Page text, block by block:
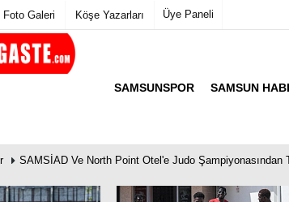
Foto Galeri Köşe Yazarları Üye Paneli
SAMSUNSPOR SAMSUN
SAMSİAD Ve North Point Otel'e Judo Şampiyonasından